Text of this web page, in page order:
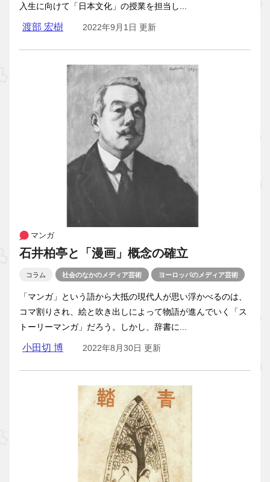
入生に向けて「日本文化」の授業を担当し...
渡部 宏樹 2022年9月1日 更新
マンガ
石井柏亭と「漫画」概念の確立
コラム 社会のなかのメディア芸術 ヨーロッパのメディア芸術
「マンガ」という語から大抵の現代人が思い浮かべるのは、
コマ割りされ、絵と吹き出しによって物語が進んでいく「ス
トーリーマンガ」だろう。しかし、辞書に...
小田切 博 2022年8月30日 更新